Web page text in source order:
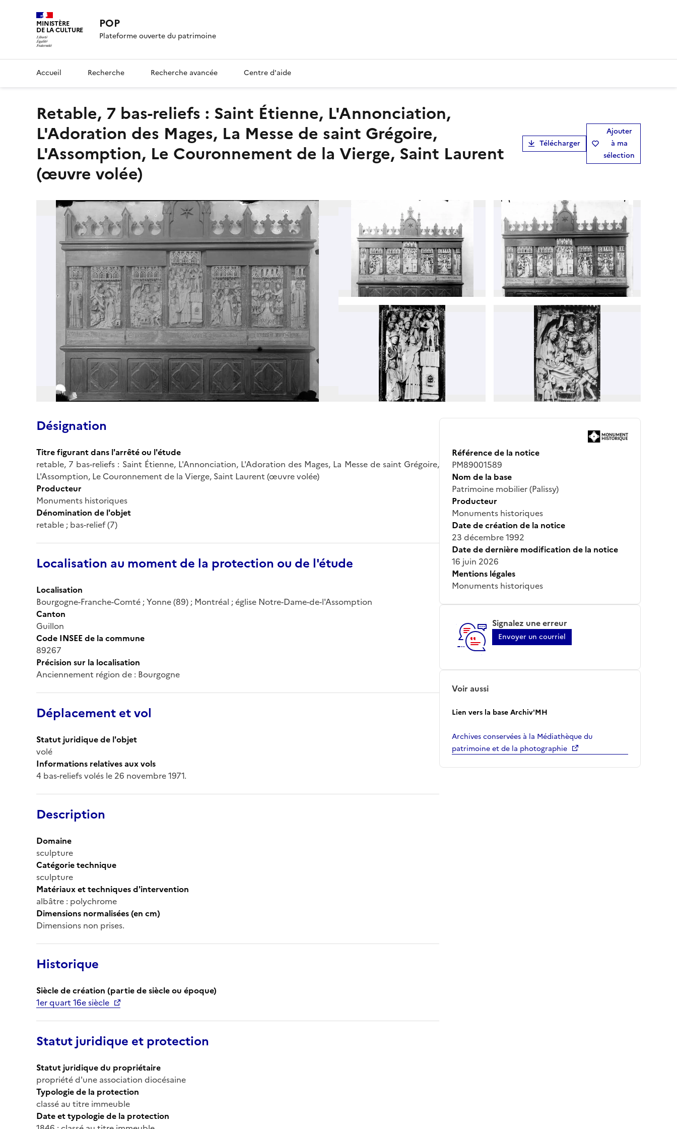
MINISTÈRE
DE LA CULTURE POP
Plateforme ouverte du patrimoine
Accueil Recherche Recherche avancée Centre d'aide
retable, 7 bas-reliefs : Saint Étienne, L'Annonciation,
L'Adoration des Mages, La Messe de saint Grégoire,
L'Assomption, Le Couronnement de la Vierge, Saint Laurent
(œuvre volée)
Télécharger
Ajouter
à ma
sélection
Désignation
Titre figurant dans l'arrêté ou l'étude
retable, 7 bas-reliefs : Saint Étienne, L'Annonciation, L'Adoration des Mages, La Messe de saint Grégoire,
L'Assomption, Le Couronnement de la Vierge, Saint Laurent (œuvre volée)
Producteur
Monuments historiques
Dénomination de l'objet
retable ; bas-relief (7)
Localisation au moment de la protection ou de l'étude
Localisation
Bourgogne-Franche-Comté ; Yonne (89) ; Montréal ; église Notre-Dame-de-l'Assomption
Canton
Guillon
Code INSEE de la commune
89267
Précision sur la localisation
Anciennement région de : Bourgogne
Déplacement et vol
Statut juridique de l'objet
volé
Informations relatives aux vols
4 bas-reliefs volés le 26 novembre 1971.
Description
Domaine
sculpture
Catégorie technique
sculpture
Matériaux et techniques d'intervention
albâtre : polychrome
Dimensions normalisées (en cm)
Dimensions non prises.
Historique
Siècle de création (partie de siècle ou époque)
1er quart 16e siècle
Statut juridique et protection
Statut juridique du propriétaire
propriété d'une association diocésaine
Typologie de la protection
classé au titre immeuble
Date et typologie de la protection
Référence de la notice
PM89001589
Nom de la base
Patrimoine mobilier (Palissy)
Producteur
Monuments historiques
Date de création de la notice
23 décembre 1992
Date de dernière modification de la notice
16 juin 2026
Mentions légales
Monuments historiques
Signalez une erreur
Envoyer un courriel
Voir aussi
Lien vers la base Archiv'MH
Archives conservées à la Médiathèque du
patrimoine et de la photographie